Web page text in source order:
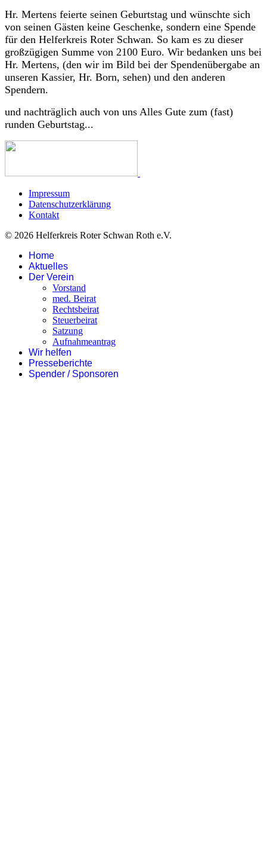
Hr. Mertens feierte seinen Geburtstag und wünschte sich
von seinen Gästen keine Geschenke, sondern eine Spende
für den Helferkreis Roter Schwan. So kam es zu dieser
großzügigen Summe von 2100 Euro. Wir bedanken uns bei
Hr. Mertens, (den wir im Bild bei der Spendenübergabe an
unseren Kassier, Hr. Born, sehen) und den anderen
Spendern.
und nachträglich auch von uns Alles Gute zum (fast)
runden Geburtstag...
Impressum
Datenschutzerklärung
Kontakt
© 2026 Helferkreis Roter Schwan Roth e.V.
Home
Aktuelles
Der Verein
Vorstand
med. Beirat
Rechtsbeirat
Steuerbeirat
Satzung
Aufnahmeantrag
Wir helfen
Presseberichte
Spender / Sponsoren